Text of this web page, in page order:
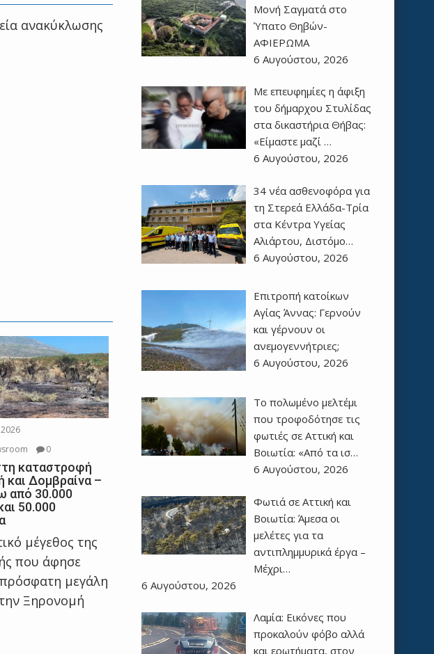
ανακύκλωσης
0
καταστροφή
και Δομβραίνα –
από 30.000
50.000
μέγεθος της
που άφησε
μεγάλη
Ξηρονομή
Μονή Σαγματά στο
Ύπατο Θηβών-
ΑΦΙΕΡΩΜΑ
6 Αυγούστου, 2026
Με επευφημίες η άφιξη
του δήμαρχου Στυλίδας
στα δικαστήρια Θήβας:
«Είμαστε μαζί …
6 Αυγούστου, 2026
34 νέα ασθενοφόρα για
τη Στερεά Ελλάδα-Τρία
στα Κέντρα Υγείας
Αλιάρτου, Διστόμο…
6 Αυγούστου, 2026
Επιτροπή κατοίκων
Αγίας Άννας: Γερνούν
και γέρνουν οι
ανεμογεννήτριες;
6 Αυγούστου, 2026
Το πολωμένο μελτέμι
που τροφοδότησε τις
φωτιές σε Αττική και
Βοιωτία: «Από τα ισ…
6 Αυγούστου, 2026
Φωτιά σε Αττική και
Βοιωτία: Άμεσα οι
μελέτες για τα
αντιπλημμυρικά έργα –
Μέχρι…
6 Αυγούστου, 2026
Λαμία: Εικόνες που
προκαλούν φόβο αλλά
και ερωτήματα, στον